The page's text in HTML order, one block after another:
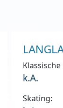
k.A.
Skating: